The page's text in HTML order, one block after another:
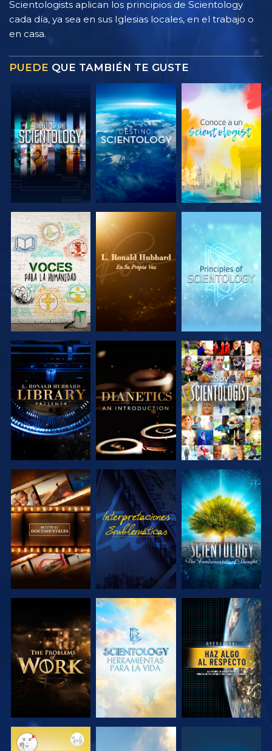
Scientologists aplican los principios de Scientology
cada día, ya sea en sus Iglesias locales, en el trabajo o
en casa.
PUEDE QUE TAMBIÉN TE GUSTE
EXPLORA LAS
SERIES
EXPLORA LAS
SERIES
EXPLORA LAS
SERIES
EXPLORA LAS
SERIES
EXPLORA LAS
SERIES
VE
EXPLORA LAS
SERIES
VE
EXPLORA LAS
SERIES
EXPLORA LAS
SERIES
EXPLORA LAS
SERIES
VE